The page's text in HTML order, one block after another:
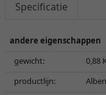
Specificatie
andere eigenschappen
gewicht:
0,88
productlijn: